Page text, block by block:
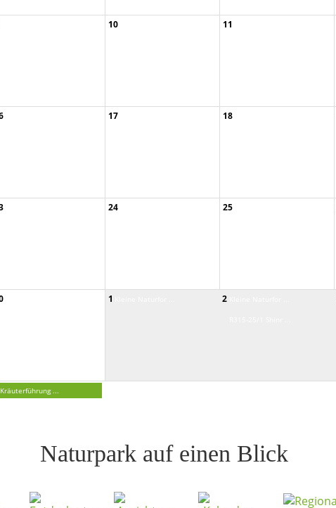
A153-25/1 Basis ...
Aktuelle Inform ...
10
B105-25/1 Basis ...
11
Einführung in d ...
Osterabenteuer ...
17
Finden wir den ...
18
Kleine Naturfor ...
24 25
Kräuterführung ...
1 2
Naturpark auf einen Blick